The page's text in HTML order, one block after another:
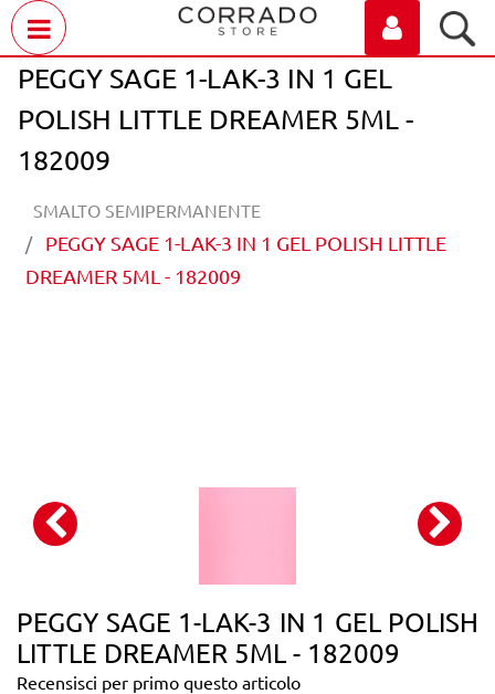
PEGGY SAGE 1-LAK-3 IN 1 GEL
POLISH LITTLE DREAMER 5ML -
182009
SMALTO SEMIPERMANENTE
PEGGY SAGE 1-LAK-3 IN 1 GEL POLISH LITTLE
DREAMER 5ML - 182009
PEGGY SAGE 1-LAK-3 IN 1 GEL POLISH
LITTLE DREAMER 5ML - 182009
Recensisci per primo questo articolo